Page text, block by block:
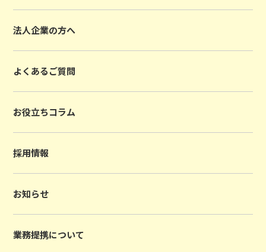
法人企業の方へ
よくあるご質問
お役立ちコラム
採用情報
お知らせ
業務提携について